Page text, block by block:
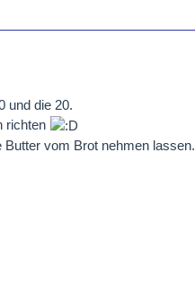
und die 20.
richten
Butter vom Brot nehmen lassen.